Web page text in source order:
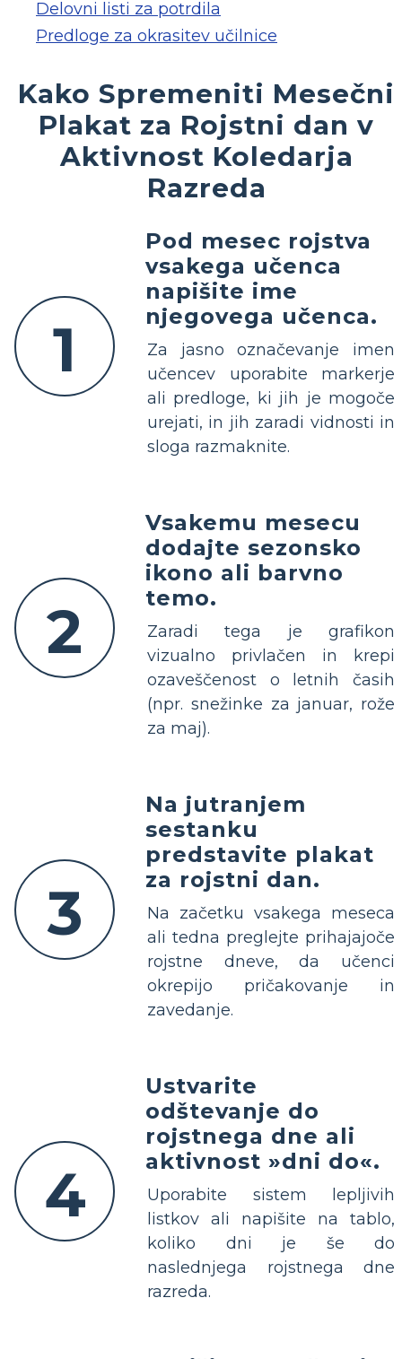
Delovni listi za potrdila
Predloge za okrasitev učilnice
Kako Spremeniti Mesečni
Plakat za Rojstni dan v
Aktivnost Koledarja
Razreda
1
Pod mesec rojstva
vsakega učenca
napišite ime
njegovega učenca.
Za jasno označevanje imen
učencev uporabite markerje
ali predloge, ki jih je mogoče
urejati, in jih zaradi vidnosti in
sloga razmaknite.
2
Vsakemu mesecu
dodajte sezonsko
ikono ali barvno
temo.
Zaradi tega je grafikon
vizualno privlačen in krepi
ozaveščenost o letnih časih
(npr. snežinke za januar, rože
za maj).
3
Na jutranjem
sestanku
predstavite plakat
za rojstni dan.
Na začetku vsakega meseca
ali tedna preglejte prihajajoče
rojstne dneve, da učenci
okrepijo pričakovanje in
zavedanje.
4
Ustvarite
odštevanje do
rojstnega dne ali
aktivnost »dni do«.
Uporabite sistem lepljivih
listkov ali napišite na tablo,
koliko dni je še do
naslednjega rojstnega dne
razreda.